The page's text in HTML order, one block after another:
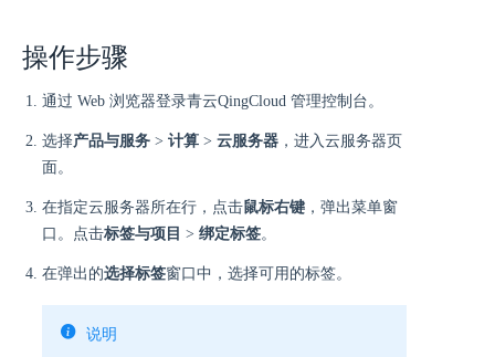
操作步骤
通过 Web 浏览器登录青云QingCloud 管理控制台。
选择产品与服务 > 计算 > 云服务器 ，进入云服务器页
面。
在指定云服务器所在行，点击鼠标右键 ，弹出菜单窗
口。点击标签与项目 > 绑定标签。
在弹出的选择标签窗口中，选择可用的标签。
说明